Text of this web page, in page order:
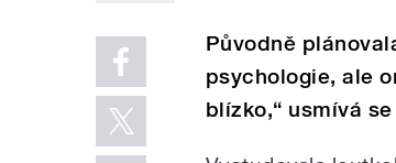
Původně
psychologie, ale
blízko,“ usmívá